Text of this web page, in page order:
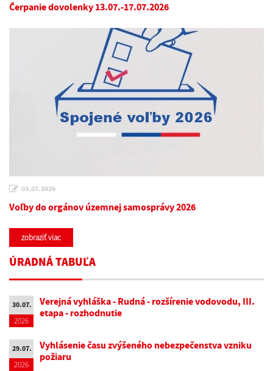
Čerpanie dovolenky 13.07.-17.07.2026
03.07.2026
Voľby do orgánov územnej samosprávy 2026
zobraziť viac
ÚRADNÁ TABUĽA
30.07.
2026
Verejná vyhláška - Rudná - rozšírenie vodovodu, III.
etapa - rozhodnutie
29.07.
2026
Vyhlásenie času zvýšeného nebezpečenstva vzniku
požiaru